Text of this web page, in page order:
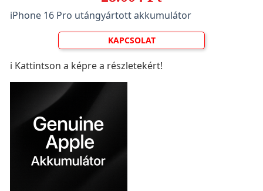
iPhone 16 Pro utángyártott akkumulátor
KAPCSOLAT
ℹ️ Kattintson a képre a részletekért!